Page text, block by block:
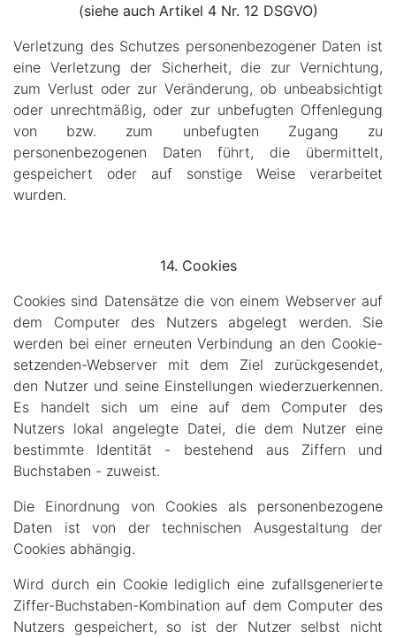
(siehe auch Artikel 4 Nr. 12 DSGVO)
Verletzung des Schutzes personenbezogener Daten ist
eine Verletzung der Sicherheit, die zur Vernichtung,
zum Verlust oder zur Veränderung, ob unbeabsichtigt
oder unrechtmäßig, oder zur unbefugten Offenlegung
von bzw. zum unbefugten Zugang zu
personenbezogenen Daten führt, die übermittelt,
gespeichert oder auf sonstige Weise verarbeitet
wurden.
14. Cookies
Cookies sind Datensätze die von einem Webserver auf
dem Computer des Nutzers abgelegt werden. Sie
werden bei einer erneuten Verbindung an den Cookie-
setzenden-Webserver mit dem Ziel zurückgesendet,
den Nutzer und seine Einstellungen wiederzuerkennen.
Es handelt sich um eine auf dem Computer des
Nutzers lokal angelegte Datei, die dem Nutzer eine
bestimmte Identität - bestehend aus Ziffern und
Buchstaben - zuweist.
Die Einordnung von Cookies als personenbezogene
Daten ist von der technischen Ausgestaltung der
Cookies abhängig.
Wird durch ein Cookie lediglich eine zufallsgenerierte
Ziffer-Buchstaben-Kombination auf dem Computer des
Nutzers gespeichert, so ist der Nutzer selbst nicht